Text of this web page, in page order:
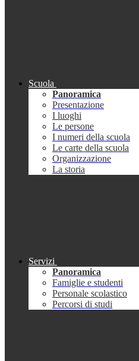
Scuola
Panoramica
Presentazione
I luoghi
Le persone
I numeri della scuola
Le carte della scuola
Organizzazione
La storia
Servizi
Panoramica
Famiglie e studenti
Personale scolastico
Percorsi di studi